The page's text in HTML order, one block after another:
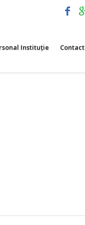
Instituție Contact